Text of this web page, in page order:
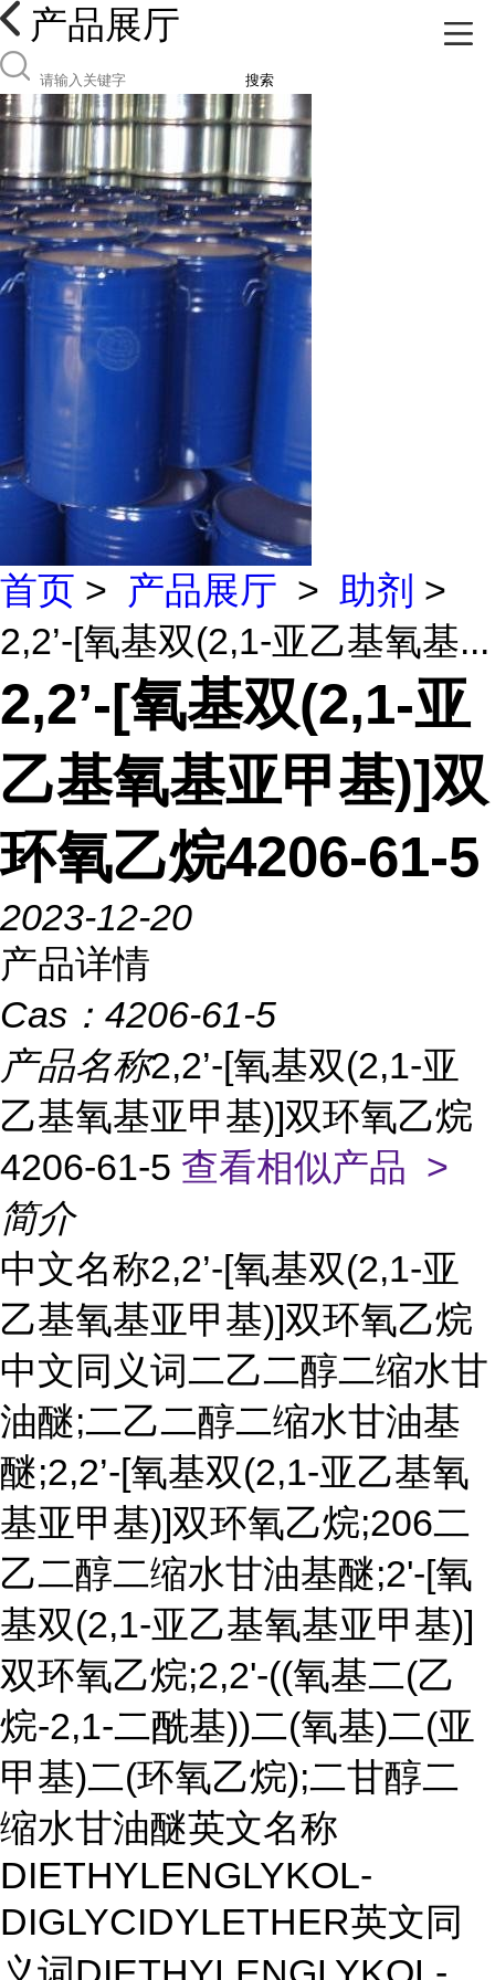
产品展厅
搜索
首页 > 产品展厅 > 助剂 >
2,2’-[氧基双(2,1-亚乙基氧基...
2,2’-[氧基双(2,1-亚
乙基氧基亚甲基)]双
环氧乙烷4206-61-5
2023-12-20
产品详情
Cas： 4206-61-5
产品名称2,2’-[氧基双(2,1-亚
乙基氧基亚甲基)]双环氧乙烷
4206-61-5 查看相似产品 >
简介
中文名称2,2’-[氧基双(2,1-亚
乙基氧基亚甲基)]双环氧乙烷
中文同义词二乙二醇二缩水甘
油醚;二乙二醇二缩水甘油基
醚;2,2’-[氧基双(2,1-亚乙基氧
基亚甲基)]双环氧乙烷;206二
乙二醇二缩水甘油基醚;2'-[氧
基双(2,1-亚乙基氧基亚甲基)]
双环氧乙烷;2,2'-((氧基二(乙
烷-2,1-二酰基))二(氧基)二(亚
甲基)二(环氧乙烷);二甘醇二
缩水甘油醚英文名称
DIETHYLENGLYKOL-
DIGLYCIDYLETHER英文同